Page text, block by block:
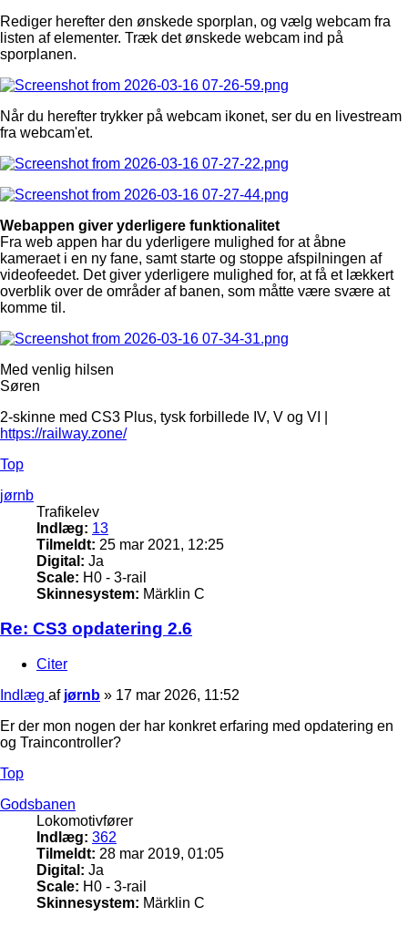
Rediger herefter den ønskede sporplan, og vælg webcam fra
listen af elementer. Træk det ønskede webcam ind på
sporplanen.
Når du herefter trykker på webcam ikonet, ser du en livestream
fra webcam'et.
Webappen giver yderligere funktionalitet
Fra web appen har du yderligere mulighed for at åbne
kameraet i en ny fane, samt starte og stoppe afspilningen af
videofeedet. Det giver yderligere mulighed for, at få et lækkert
overblik over de områder af banen, som måtte være svære at
komme til.
Med venlig hilsen
Søren
2-skinne med CS3 Plus, tysk forbillede IV, V og VI |
https://railway.zone/
Top
jørnb
Trafikelev
Indlæg: 13
Tilmeldt: 25 mar 2021, 12:25
Digital: Ja
Scale: H0 - 3-rail
Skinnesystem: Märklin C
Re: CS3 opdatering 2.6
Citer
Indlæg af jørnb » 17 mar 2026, 11:52
Er der mon nogen der har konkret erfaring med opdatering en
og Traincontroller?
Top
Godsbanen
Lokomotivfører
Indlæg: 362
Tilmeldt: 28 mar 2019, 01:05
Digital: Ja
Scale: H0 - 3-rail
Skinnesystem: Märklin C